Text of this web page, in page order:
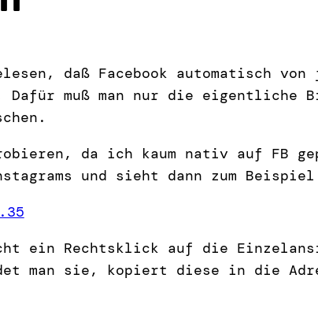
daß Facebook automatisch
muß man nur die eigentliche
da ich kaum nativ auf FB
und sieht dann zum
ein Rechtsklick auf die
man sie, kopiert diese in die